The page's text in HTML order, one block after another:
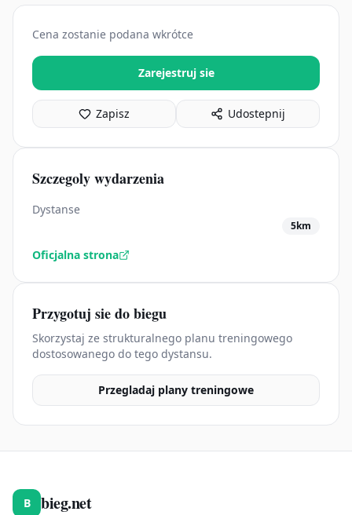
Cena zostanie podana wkrótce
Zarejestruj sie
Zapisz Udostepnij
Szczegoly wydarzenia
Dystanse
5km
Oficjalna strona
Przygotuj sie do biegu
Skorzystaj ze strukturalnego planu treningowego
dostosowanego do tego dystansu.
Przegladaj plany treningowe
B bieg.net